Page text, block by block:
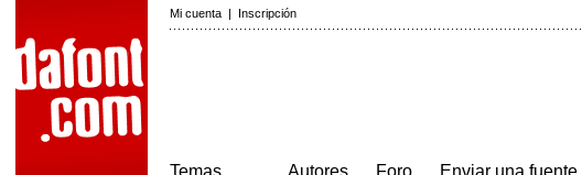
Mi cuenta | Inscripción
Temas
Autores
Foro
Enviar una fuente